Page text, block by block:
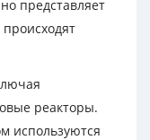
представляет
реакторы.
используются